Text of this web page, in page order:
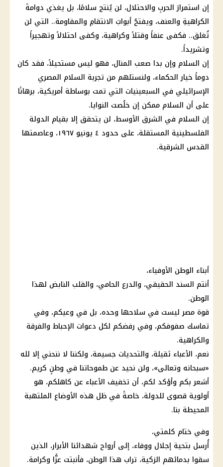
إن استمرارَ الحربِ والاحتلال، لن يُنتج سلامًا، بل يغذي دوامةَ
الكراهيةِ والعنف، ويفتحُ أبوابَ الانتقامِ والمقاومة.. التي لن
تُغلق.. فكفى عنفاً وقتلاً وكراهية، وكفى احتلالاً وتهجيراً
وتشريداً.
إن السلام وإن بدا صعب المنال، فهو ليس مستحيلاً، فقد كان
دوماً خيار الحكماء، ولنستلهم من تجربة السلام المصري
الإسرائيلي في السبعينيات التي تمت بوساطة أمريكية، برهانًا
على أن السلام ممكن إن خلُصت النوايا.
إن السلام في الشرق الأوسط، لن يتحقق إلا بقيام الدولة
الفلسطينية المستقلة، على حدود ٤ يونيو ١٩٦٧، وعاصمتها
القدس الشرقية.
أبناء الوطن الأوفياء،
أنتم السند الحقيقي، والدرع الحامي، والقلب النابض لهذا
الوطن.
قوة مصر ليست في سلاحها وحده، بل في وعيكم، وفي
تماسك صفوفكم، وفي رفضكم لكل دعوات الإحباط والفرقة
والكراهية.
نعم، الأعباء ثقيلة، والتحديات جسيمة، ولكننا لا ننحني إلا لله
«سبحانه وتعالى»، ولن نحيد عن طموحاتنا في وطنٍ كريم.
أشعر بكم وأؤكد لكم، أن تخفيف الأعباء عن كاهلكم، هو
أولوية قصوى للدولة، خاصةً في ظل هذه الأوضاع الملتهبة
المحيطة بنا.
وفي ختام كلمتي،
أُرسل بتحية إجلال ووفاء، إلى أرواح شهدائنا الأبرار، الذين
سقوا بدمائهم الزكية، تراب هذا الوطن، فأنبتت عزًّا وكرامة.